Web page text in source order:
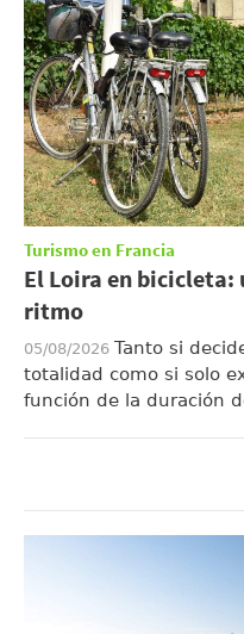
Turismo en Francia
El Loira en bicicleta:
ritmo
05/08/2026 Tanto si
totalidad como si solo
función de la duración